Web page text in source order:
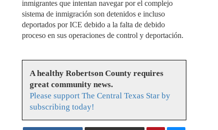
inmigrantes que intentan navegar por el complejo
sistema de inmigración son detenidos e incluso
deportados por ICE debido a la falta de debido
proceso en sus operaciones de control y deportación.
A healthy Robertson County requires
great community news.
Please support The Central Texas Star by
subscribing today!